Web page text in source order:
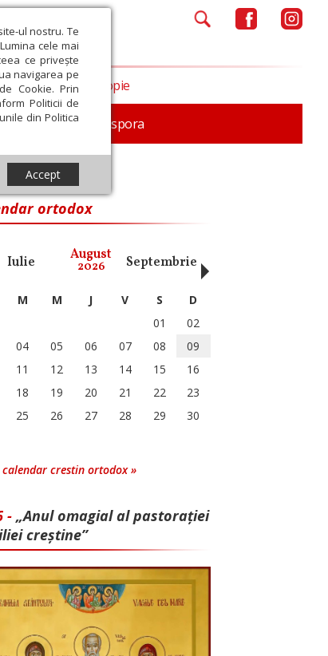
ul nostru. Te
cele mai
ce privește
navigarea pe
Cookie. Prin
Politicii de
din Politica
Accept
Diaspora
Opinii Filantropie
pe Hristos”
ortodox
Iulie August
2026 Septembrie Octombrie
M M J V S
D
01
02
04 05 06 07 08
09
11 12 13 14 15
16
18 19 20 21 22
23
25 26 27 28 29
30
calendar crestin ortodox »
- „Anul omagial al pastorației
creștine”